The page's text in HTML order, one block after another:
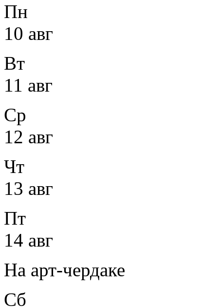
Пн
10 авг
Вт
11 авг
Ср
12 авг
Чт
13 авг
Пт
14 авг
На арт-чердаке
Сб